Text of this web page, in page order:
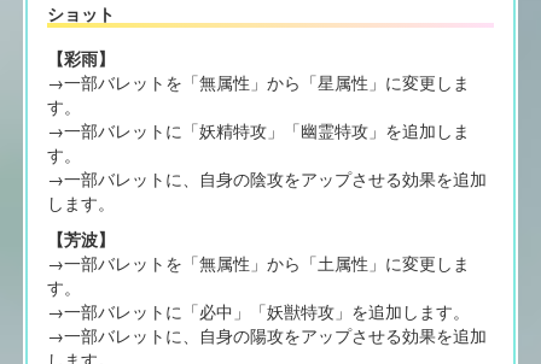
ショット
【彩雨】
→一部バレットを「無属性」から「星属性」に変更しま
す。
→一部バレットに「妖精特攻」「幽霊特攻」を追加しま
す。
→一部バレットに、自身の陰攻をアップさせる効果を追加
します。
【芳波】
→一部バレットを「無属性」から「土属性」に変更しま
す。
→一部バレットに「必中」「妖獣特攻」を追加します。
→一部バレットに、自身の陽攻をアップさせる効果を追加
します。